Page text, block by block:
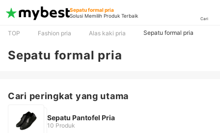
Sepatu formal pria
Solusi Memilih Produk Terbaik
Cari
TOP Fashion pria Alas kaki pria Sepatu formal pria
Sepatu formal pria
Cari peringkat yang utama
Sepatu Pantofel Pria
10 Produk